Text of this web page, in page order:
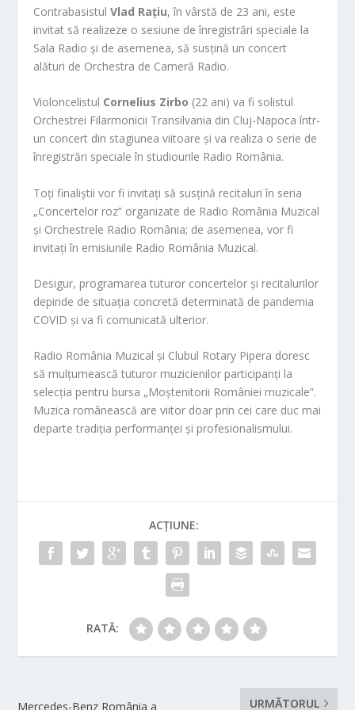
ContrabasistulVlad Rațiu, în vârstă de 23 ani, este
invitat să realizeze o sesiune de înregistrări speciale la
Sala Radio și de asemenea, să susțină un concert
alături de Orchestra de Cameră Radio.
Violoncelistul Cornelius Zirbo (22 ani) va fi solistul
Orchestrei Filarmonicii Transilvania din Cluj-Napoca într-
un concert din stagiunea viitoare și va realiza o serie de
înregistrări speciale în studiourile Radio România.
Toți finaliștii vor fi invitați să susțină recitaluri în seria
„Concertelor roz” organizate de Radio România Muzical
și Orchestrele Radio România; de asemenea, vor fi
invitați în emisiunile Radio România Muzical.
Desigur, programarea tuturor concertelor și recitalurilor
depinde de situația concretă determinată de pandemia
COVID și va fi comunicată ulterior.
Radio România Muzical și Clubul Rotary Pipera doresc
să mulțumească tuturor muzicienilor participanți la
selecția pentru bursa „Moștenitorii României muzicale”.
Muzica românească are viitor doar prin cei care duc mai
departe tradiția performanței și profesionalismului.
ACȚIUNE:
RATĂ:
Mercedes-Benz România a URMĂTORUL